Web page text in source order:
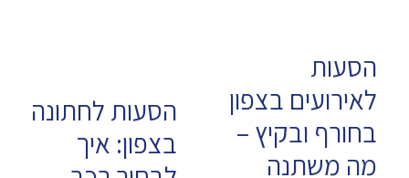
הסעות
לאירועים בצפון
בחורף ובקיץ –
מה משתנה
הסעות לחתונה
בצפון: איך